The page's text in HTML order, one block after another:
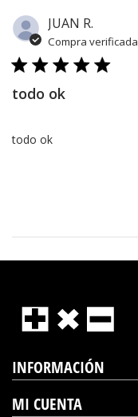
JUAN R.
Compra verificada
todo ok
todo ok
INFORMACIÓN
MI CUENTA